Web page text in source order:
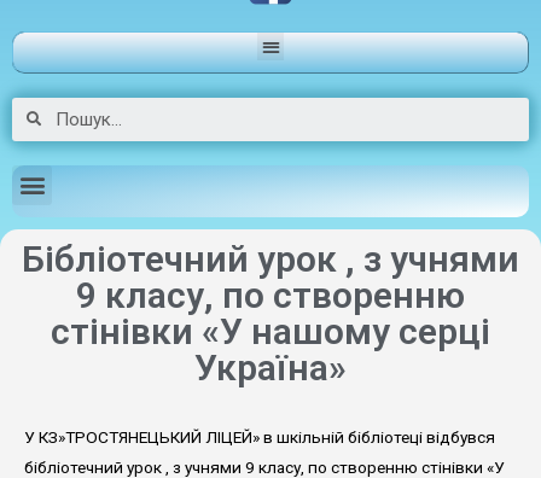
Бібліотечний урок , з учнями
9 класу, по створенню
стінівки «У нашому серці
Україна»
У КЗ»ТРОСТЯНЕЦЬКИЙ ЛІЦЕЙ» в шкільній бібліотеці відбувся
бібліотечний урок , з учнями 9 класу, по створенню стінівки «У